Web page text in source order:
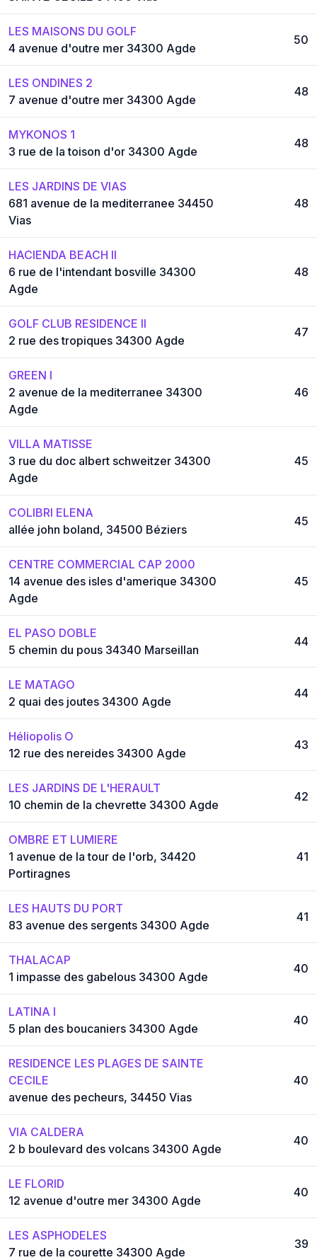
LES MAISONS DU GOLF
4 avenue d'outre mer 34300 Agde
50
LES ONDINES 2
7 avenue d'outre mer 34300 Agde
48
MYKONOS 1
3 rue de la toison d'or 34300 Agde
48
LES JARDINS DE VIAS
681 avenue de la mediterranee 34450
Vias
48
HACIENDA BEACH II
6 rue de l'intendant bosville 34300
Agde
48
GOLF CLUB RESIDENCE II
2 rue des tropiques 34300 Agde
47
GREEN I
2 avenue de la mediterranee 34300
Agde
46
VILLA MATISSE
3 rue du doc albert schweitzer 34300
Agde
45
COLIBRI ELENA
allée john boland, 34500 Béziers
45
CENTRE COMMERCIAL CAP 2000
14 avenue des isles d'amerique 34300
Agde
45
EL PASO DOBLE
5 chemin du pous 34340 Marseillan
44
LE MATAGO
2 quai des joutes 34300 Agde
44
Héliopolis O
12 rue des nereides 34300 Agde
43
LES JARDINS DE L'HERAULT
10 chemin de la chevrette 34300 Agde
42
OMBRE ET LUMIERE
1 avenue de la tour de l'orb, 34420
Portiragnes
41
LES HAUTS DU PORT
83 avenue des sergents 34300 Agde
41
THALACAP
1 impasse des gabelous 34300 Agde
40
LATINA I
5 plan des boucaniers 34300 Agde
40
RESIDENCE LES PLAGES DE SAINTE
CECILE
avenue des pecheurs, 34450 Vias
40
VIA CALDERA
2 b boulevard des volcans 34300 Agde
40
LE FLORID
12 avenue d'outre mer 34300 Agde
40
LES ASPHODELES
7 rue de la courette 34300 Agde
39